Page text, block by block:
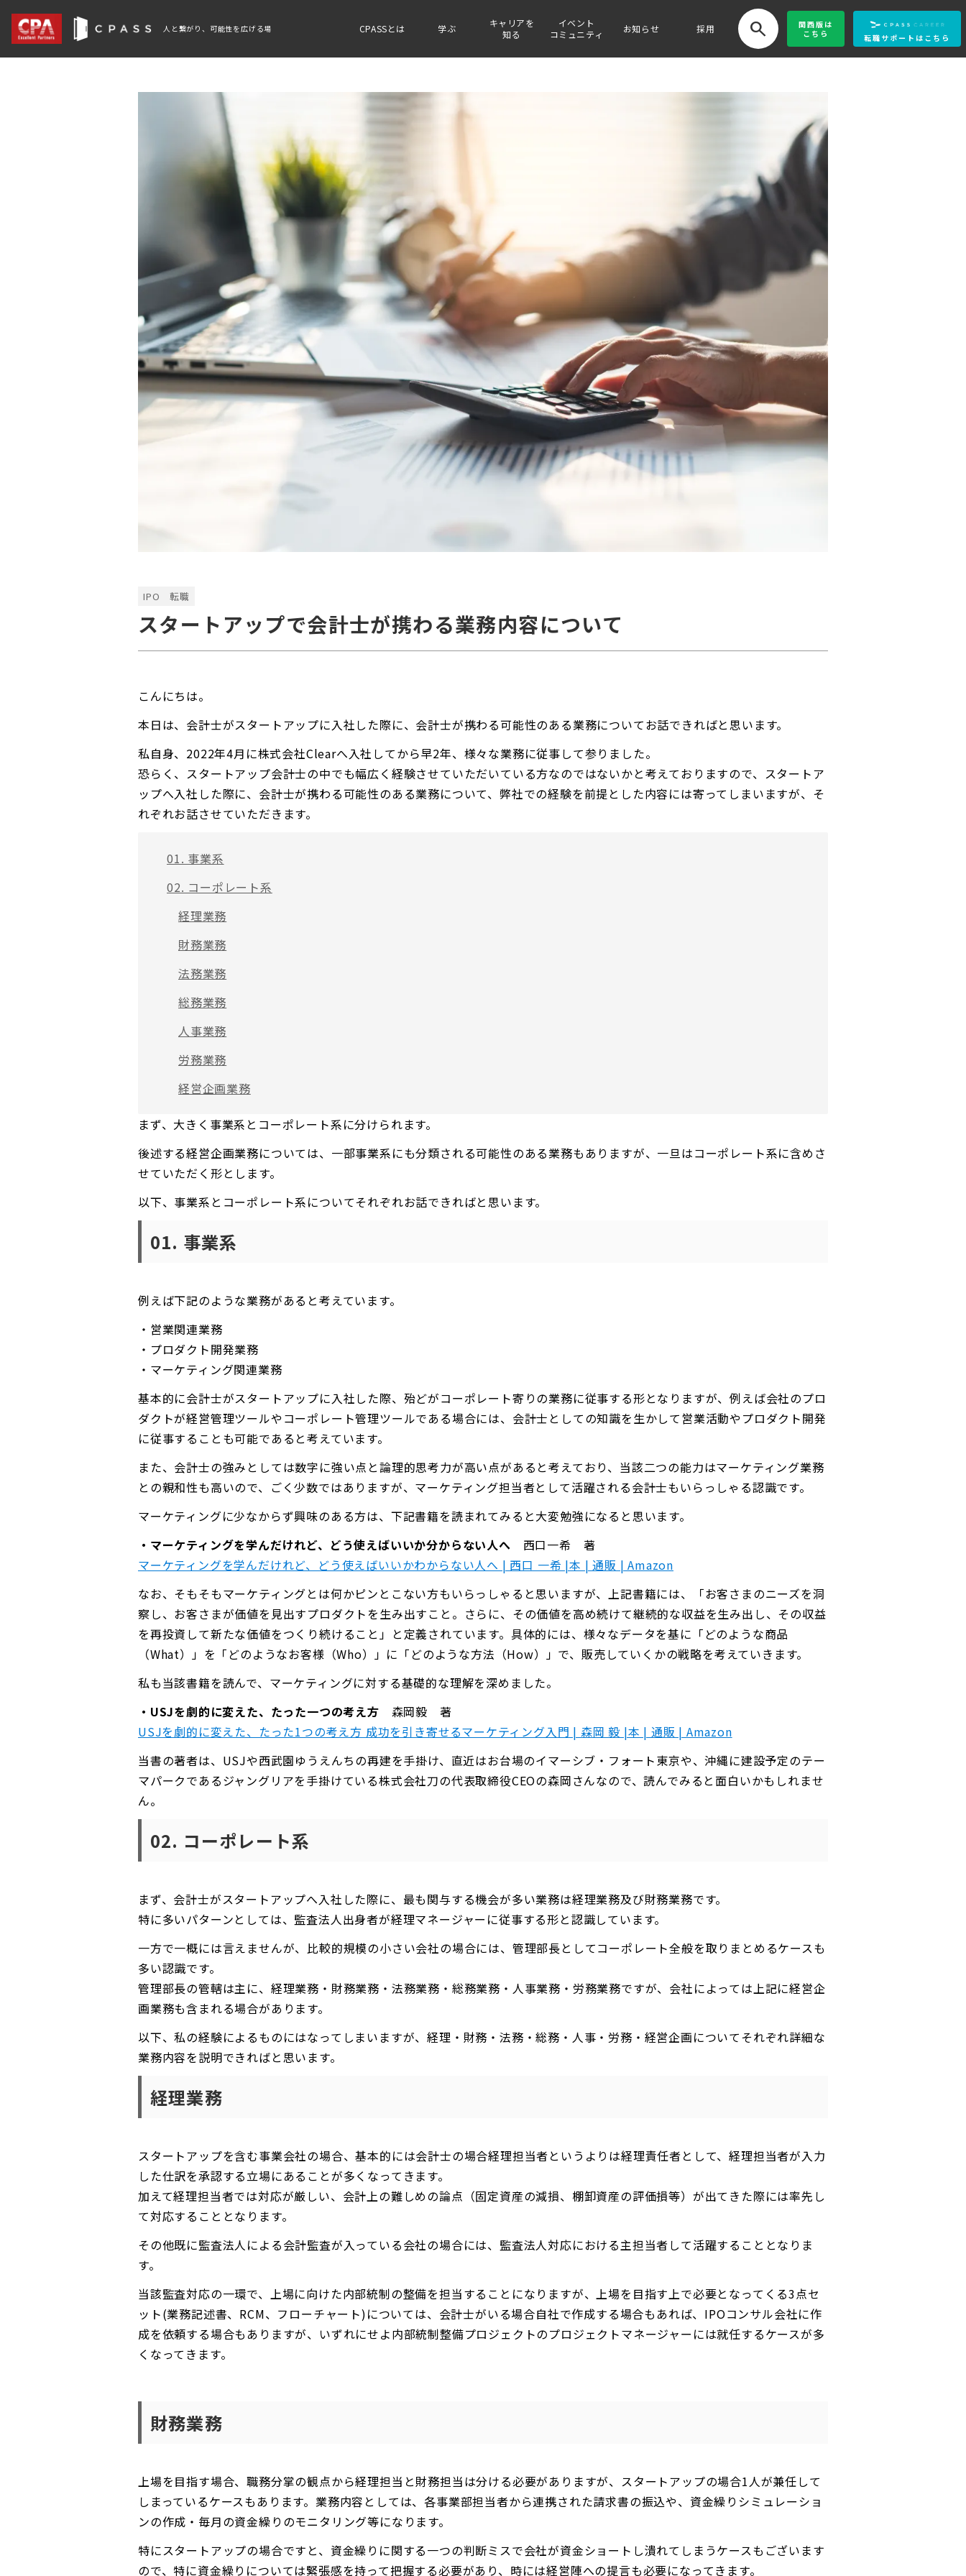
人と繋がり、可能性を広げる場 CPASSとは 学ぶ
キャリアを
知る
イベント
コミュニティ
お知らせ 採用 search 関西版 は
こちら
転職サポートはこちら
IPO 転職
スタートアップで会計士が携わる業務内容について
こんにちは。
本日は、会計士がスタートアップに入社した際に、会計士が携わる可能性のある業務についてお話できればと思います。
私自身、2022年4月に株式会社Clearへ入社してから早2年、様々な業務に従事して参りました。
恐らく、スタートアップ会計士の中でも幅広く経験させていただいている方なのではないかと考えておりますので、スタートア
ップへ入社した際に、会計士が携わる可能性のある業務について、弊社での経験を前提とした内容には寄ってしまいますが、そ
れぞれお話させていただきます。
01. 事業系
02. コーポレート系
経理業務
財務業務
法務業務
総務業務
人事業務
労務業務
経営企画業務
まず、大きく事業系とコーポレート系に分けられます。
後述する経営企画業務については、一部事業系にも分類される可能性のある業務もありますが、一旦はコーポレート系に含めさ
せていただく形とします。
以下、事業系とコーポレート系についてそれぞれお話できればと思います。
01. 事業系
例えば下記のような業務があると考えています。
・営業関連業務
・プロダクト開発業務
・マーケティング関連業務
基本的に会計士がスタートアップに入社した際、殆どがコーポレート寄りの業務に従事する形となりますが、例えば会社のプロ
ダクトが経営管理ツールやコーポレート管理ツールである場合には、会計士としての知識を生かして営業活動やプロダクト開発
に従事することも可能であると考えています。
また、会計士の強みとしては数字に強い点と論理的思考力が高い点があると考えており、当該二つの能力はマーケティング業務
との親和性も高いので、ごく少数ではありますが、マーケティング担当者として活躍される会計士もいらっしゃる認識です。
マーケティングに少なからず興味のある方は、下記書籍を読まれてみると大変勉強になると思います。
・マーケティングを学んだけれど、どう使えばいいか分からない人へ 西口一希 著
マーケティングを学んだけれど、どう使えばいいかわからない人へ | 西口 一希 |本 | 通販 | Amazon
なお、そもそもマーケティングとは何かピンとこない方もいらっしゃると思いますが、上記書籍には、「お客さまのニーズを洞
察し、お客さまが価値を見出すプロダクトを生み出すこと。さらに、その価値を高め続けて継続的な収益を生み出し、その収益
を再投資して新たな価値をつくり続けること」と定義されています。具体的には、様々なデータを基に「どのような商品
（What）」を「どのようなお客様（Who）」に「どのような方法（How）」で、販売していくかの戦略を考えていきます。
私も当該書籍を読んで、マーケティングに対する基礎的な理解を深めました。
・USJを劇的に変えた、たった一つの考え方 森岡毅 著
USJを劇的に変えた、たった1つの考え方 成功を引き寄せるマーケティング入門 | 森岡 毅 |本 | 通販 | Amazon
当書の著者は、USJや西武園ゆうえんちの再建を手掛け、直近はお台場のイマーシブ・フォート東京や、沖縄に建設予定のテー
マパークであるジャングリアを手掛けている株式会社刀の代表取締役CEOの森岡さんなので、読んでみると面白いかもしれませ
ん。
02. コーポレート系
まず、会計士がスタートアップへ入社した際に、最も関与する機会が多い業務は経理業務及び財務業務です。
特に多いパターンとしては、監査法人出身者が経理マネージャーに従事する形と認識しています。
一方で一概には言えませんが、比較的規模の小さい会社の場合には、管理部長としてコーポレート全般を取りまとめるケースも
多い認識です。
管理部長の管轄は主に、経理業務・財務業務・法務業務・総務業務・人事業務・労務業務ですが、会社によっては上記に経営企
画業務も含まれる場合があります。
以下、私の経験によるものにはなってしまいますが、経理・財務・法務・総務・人事・労務・経営企画についてそれぞれ詳細な
業務内容を説明できればと思います。
経理業務
スタートアップを含む事業会社の場合、基本的には会計士の場合経理担当者というよりは経理責任者として、経理担当者が入力
した仕訳を承認する立場にあることが多くなってきます。
加えて経理担当者では対応が厳しい、会計上の難しめの論点（固定資産の減損、棚卸資産の評価損等）が出てきた際には率先し
て対応することとなります。
その他既に監査法人による会計監査が入っている会社の場合には、監査法人対応における主担当者して活躍することとなりま
す。
当該監査対応の一環で、上場に向けた内部統制の整備を担当することになりますが、上場を目指す上で必要となってくる3点セ
ット(業務記述書、RCM、フローチャート)については、会計士がいる場合自社で作成する場合もあれば、IPOコンサル会社に作
成を依頼する場合もありますが、いずれにせよ内部統制整備プロジェクトのプロジェクトマネージャーには就任するケースが多
くなってきます。
財務業務
上場を目指す場合、職務分掌の観点から経理担当と財務担当は分ける必要がありますが、スタートアップの場合1人が兼任して
しまっているケースもあります。業務内容としては、各事業部担当者から連携された請求書の振込や、資金繰りシミュレーショ
ンの作成・毎月の資金繰りのモニタリング等になります。
特にスタートアップの場合ですと、資金繰りに関する一つの判断ミスで会社が資金ショートし潰れてしまうケースもございます
ので、特に資金繰りについては緊張感を持って把握する必要があり、時には経営陣への提言も必要になってきます。